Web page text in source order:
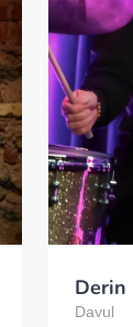
Derin
Davul